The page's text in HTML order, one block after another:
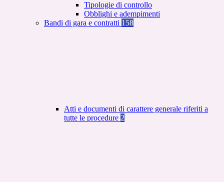
Tipologie di controllo
Obblighi e adempimenti
Bandi di gara e contratti 158
Atti e documenti di carattere generale riferiti a
tutte le procedure 2